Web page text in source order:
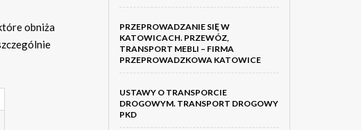
obniża
PRZEPROWADZANIE SIĘ W
KATOWICACH. PRZEWÓZ,
TRANSPORT MEBLI – FIRMA
PRZEPROWADZKOWA KATOWICE
USTAWY O TRANSPORCIE
DROGOWYM. TRANSPORT DROGOWY
PKD